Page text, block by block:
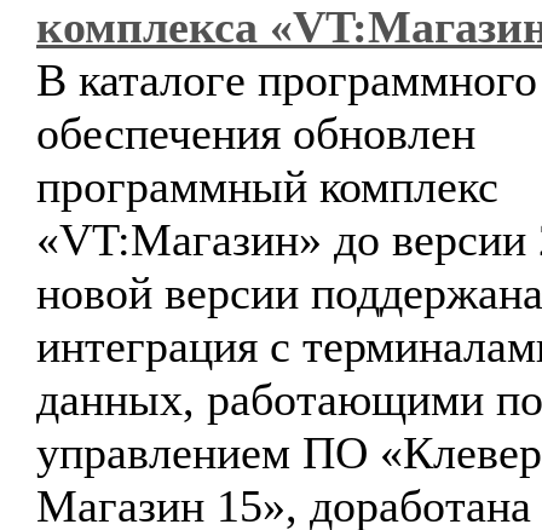
комплекса
В каталоге программного
обеспечения обновлен
программный комплекс
«VT:Магазин» до
новой версии поддержана
интеграция с
данных, работающими
управлением ПО
Магазин 15», доработана